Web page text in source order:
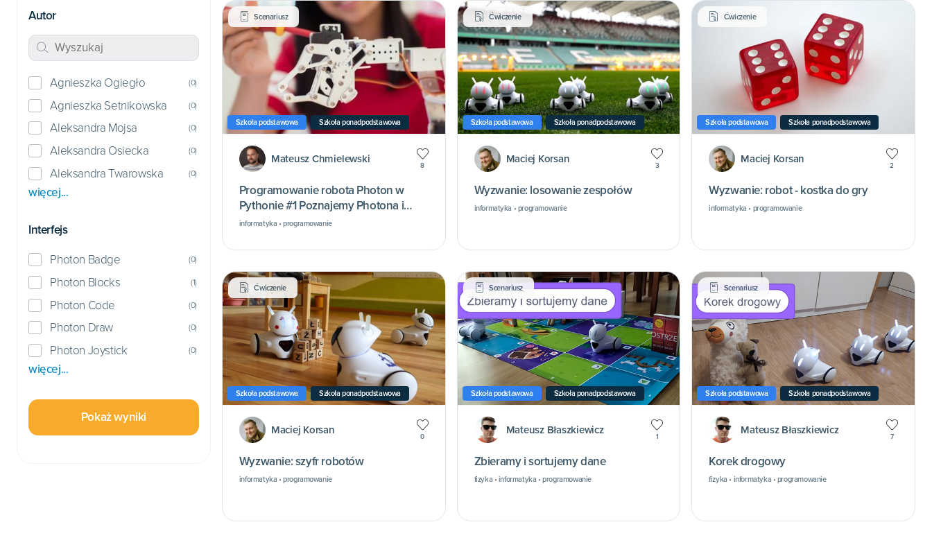
Autor
Agnieszka Ogiegło (0)
Agnieszka Setnikowska (0)
Aleksandra Mojsa (0)
Aleksandra Osiecka (0)
Aleksandra Twarowska (0)
więcej...
Interfejs
Photon Badge (0)
Photon Blocks (1)
Photon Code (0)
Photon Draw (0)
Photon Joystick (0)
więcej...
Pokaż wyniki
Scenariusz
Szkoła podstawowa Szkoła ponadpodstawowa
Mateusz Chmielewski
8
Programowanie robota Photon w
Pythonie #1 Poznajemy Photona i
Pythona!
informatyka • programowanie
Ćwiczenie
Szkoła podstawowa Szkoła ponadpodstawowa
Maciej Korsan
3
Wyzwanie: losowanie zespołów
informatyka • programowanie
Ćwiczenie
Szkoła podstawowa Szkoła ponadpodstawowa
Maciej Korsan
2
Wyzwanie: robot - kostka do gry
informatyka • programowanie
Ćwiczenie
Szkoła podstawowa Szkoła ponadpodstawowa
Maciej Korsan
0
Wyzwanie: szyfr robotów
informatyka • programowanie
Scenariusz
Szkoła podstawowa Szkoła ponadpodstawowa
Mateusz Błaszkiewicz
1
Zbieramy i sortujemy dane
fizyka • informatyka • programowanie
Scenariusz
Szkoła podstawowa Szkoła ponadpodstawowa
Mateusz Błaszkiewicz
7
Korek drogowy
fizyka • informatyka • programowanie